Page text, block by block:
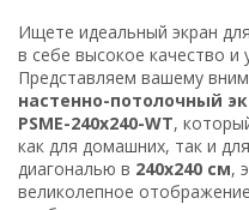
Ищете идеальный экран
в себе высокое качество и
Представляем вашему
настенно-потолочный
PSME-240x240-WT,
как для домашних, так и
диагональю в 240x240 см,
великолепное